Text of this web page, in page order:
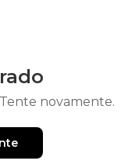
novamente.